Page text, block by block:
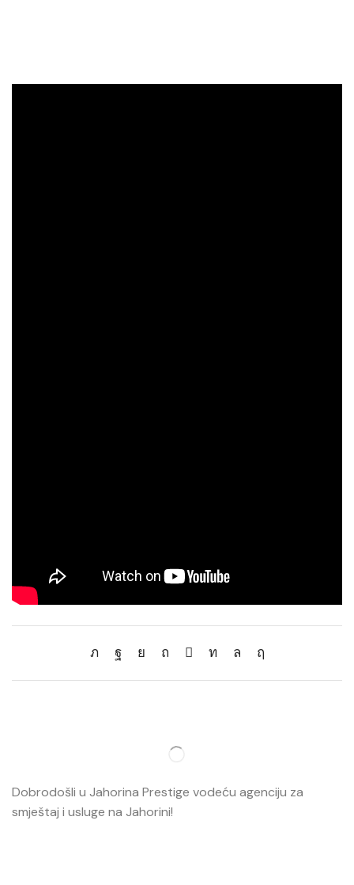
Dobrodošli u Jahorina Prestige vodeću agenciju za
smještaj i usluge na Jahorini!